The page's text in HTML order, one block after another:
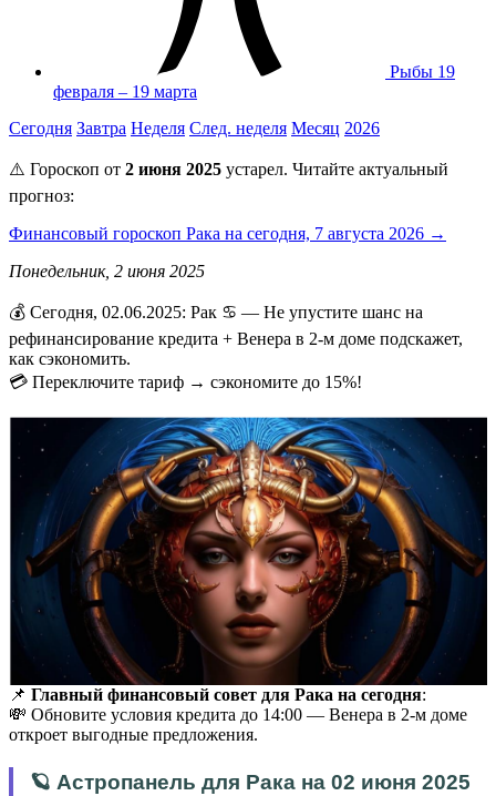
Рыбы 19
февраля – 19 марта
Сегодня Завтра Неделя След. неделя Месяц 2026
⚠️ Гороскоп от 2 июня 2025 устарел. Читайте актуальный
прогноз:
Финансовый гороскоп Рака на сегодня, 7 августа 2026 →
Понедельник, 2 июня 2025
💰 Сегодня, 02.06.2025: Рак ♋ — Не упустите шанс на
рефинансирование кредита + Венера в 2-м доме подскажет,
как сэкономить.
💳 Переключите тариф → сэкономите до 15%!
📌 Главный финансовый совет для Рака на сегодня:
💸 Обновите условия кредита до 14:00 — Венера в 2-м доме
откроет выгодные предложения.
🪐 Астропанель для Рака на 02 июня 2025